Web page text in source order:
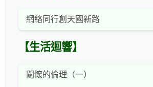
網絡同行創天國新路
【生活迴響】
關懷的倫理（一）